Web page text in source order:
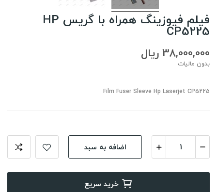
فیلم فیوزینگ همراه با گریس HP
CP5225
38,000,000 ریال
بدون مالیات
Film Fuser Sleeve Hp Laserjet CP5225
اضافه به سبد
خرید سریع